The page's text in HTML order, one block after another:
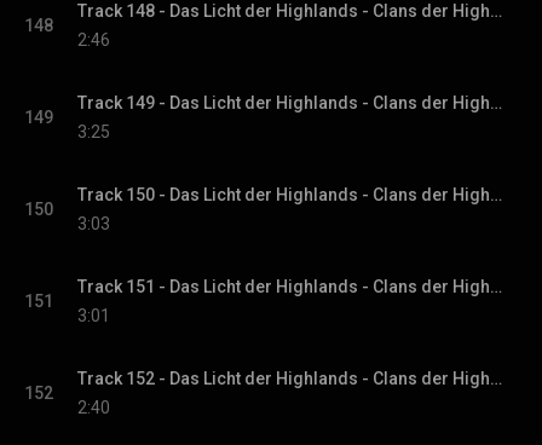
148
Track 148 - Das Licht der Highlands - Clans der Highlands-Reihe, Band 1
2:46
149
Track 149 - Das Licht der Highlands - Clans der Highlands-Reihe, Band 1
3:25
150
Track 150 - Das Licht der Highlands - Clans der Highlands-Reihe, Band 1
3:03
151
Track 151 - Das Licht der Highlands - Clans der Highlands-Reihe, Band 1
3:01
152
Track 152 - Das Licht der Highlands - Clans der Highlands-Reihe, Band 1
2:40